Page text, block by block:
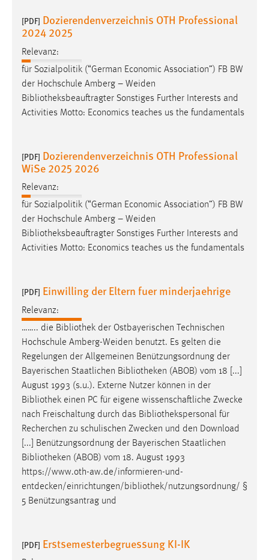
[PDF] Dozierendenverzeichnis OTH Professional
2024 2025
Relevanz:
für Sozialpolitik (“German Economic Association”) FB BW
der Hochschule Amberg – Weiden
Bibliotheksbeauftragter Sonstiges Further Interests and
Activities Motto: Economics teaches us the fundamentals
[PDF] Dozierendenverzeichnis OTH Professional
WiSe 2025 2026
Relevanz:
für Sozialpolitik (“German Economic Association”) FB BW
der Hochschule Amberg – Weiden
Bibliotheksbeauftragter Sonstiges Further Interests and
Activities Motto: Economics teaches us the fundamentals
[PDF] Einwilling der Eltern fuer minderjaehrige
Relevanz:
…….. die Bibliothek der Ostbayerischen Technischen
Hochschule Amberg-Weiden benutzt. Es gelten die
Regelungen der Allgemeinen Benützungsordnung der
Bayerischen Staatlichen Bibliotheken (ABOB) vom 18 [...]
August 1993 (s.u.). Externe Nutzer können in der
Bibliothek einen PC für eigene wissenschaftliche Zwecke
nach Freischaltung durch das Bibliothekspersonal für
Recherchen zu schulischen Zwecken und den Download
[...] Benützungsordnung der Bayerischen Staatlichen
Bibliotheken (ABOB) vom 18. August 1993
https://www.oth-aw.de/informieren-und-
entdecken/einrichtungen/bibliothek/nutzungsordnung/ §
5 Benützungsantrag und
[PDF] Erstsemesterbegruessung KI-IK